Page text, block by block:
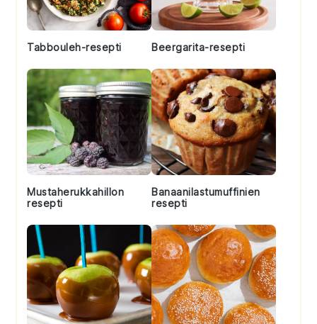
Tabbouleh-resepti Beergarita-resepti
Mustaherukkahillon
resepti
Banaanilastumuffinien
resepti